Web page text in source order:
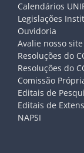
Calendários
Legislações
Ouvidoria
Avalie nosso site
Resoluções do
Resoluções do
Comissão
Editais de
Editais de
NAPSI